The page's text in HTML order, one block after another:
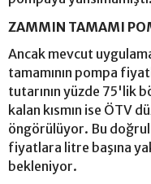
ZAMMIN TAMAMI
Ancak mevcut
tamamının pompa
tutarının yüzde 75'lik
kalan kısmın ise ÖTV
öngörülüyor. Bu
fiyatlara litre başına
bekleniyor.